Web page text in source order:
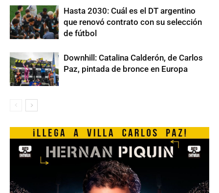
Hasta 2030: Cuál es el DT argentino
que renovó contrato con su selección
de fútbol
Downhill: Catalina Calderón, de Carlos
Paz, pintada de bronce en Europa